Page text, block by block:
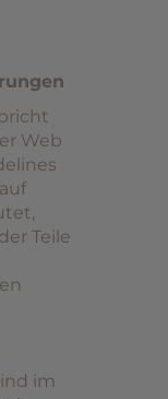
Web
Teile
im